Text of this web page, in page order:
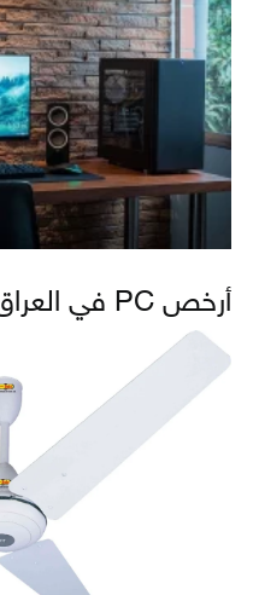
أرخص PC في العراق